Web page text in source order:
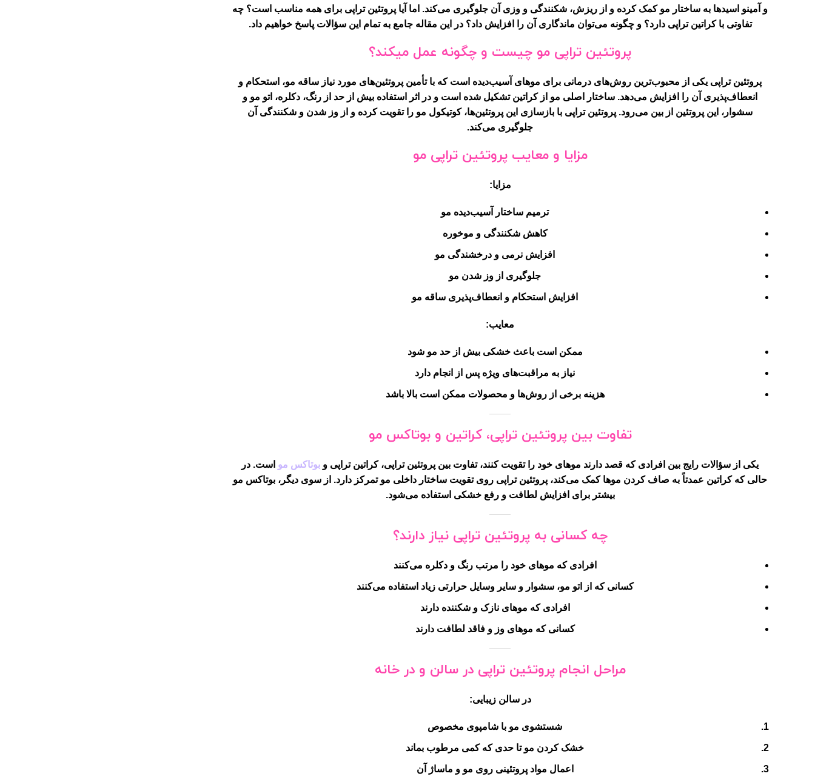
و آمینو اسیدها به ساختار مو کمک کرده و از ریزش، شکنندگی و وزی آن جلوگیری می‌کند. اما آیا پروتئین تراپی برای همه مناسب است؟ چه
تفاوتی با کراتین تراپی دارد؟ و چگونه می‌توان ماندگاری آن را افزایش داد؟ در این مقاله جامع به تمام این سؤالات پاسخ خواهیم داد.
پروتئین تراپی مو چیست و چگونه عمل میکند؟
پروتئین تراپی یکی از محبوب‌ترین روش‌های درمانی برای موهای آسیب‌دیده است که با تأمین پروتئین‌های مورد نیاز ساقه مو، استحکام و
انعطاف‌پذیری آن را افزایش می‌دهد. ساختار اصلی مو از کراتین تشکیل شده است و در اثر استفاده بیش از حد از رنگ، دکلره، اتو مو و
سشوار، این پروتئین از بین می‌رود. پروتئین تراپی با بازسازی این پروتئین‌ها، کوتیکول مو را تقویت کرده و از وز شدن و شکنندگی آن
جلوگیری می‌کند.
مزایا و معایب پروتئین تراپی مو
مزایا:
ترمیم ساختار آسیب‌دیده مو
کاهش شکنندگی و موخوره
افزایش نرمی و درخشندگی مو
جلوگیری از وز شدن مو
افزایش استحکام و انعطاف‌پذیری ساقه مو
معایب:
ممکن است باعث خشکی بیش از حد مو شود
نیاز به مراقبت‌های ویژه پس از انجام دارد
هزینه برخی از روش‌ها و محصولات ممکن است بالا باشد
تفاوت بین پروتئین تراپی، کراتین و بوتاکس مو
یکی از سؤالات رایج بین افرادی که قصد دارند موهای خود را تقویت کنند، تفاوت بین پروتئین تراپی، کراتین تراپی و بوتاکس مو است. در
حالی که کراتین عمدتاً به صاف کردن موها کمک می‌کند، پروتئین تراپی روی تقویت ساختار داخلی مو تمرکز دارد. از سوی دیگر، بوتاکس مو
بیشتر برای افزایش لطافت و رفع خشکی استفاده می‌شود.
چه کسانی به پروتئین تراپی نیاز دارند؟
افرادی که موهای خود را مرتب رنگ و دکلره می‌کنند
کسانی که از اتو مو، سشوار و سایر وسایل حرارتی زیاد استفاده می‌کنند
افرادی که موهای نازک و شکننده دارند
کسانی که موهای وز و فاقد لطافت دارند
مراحل انجام پروتئین تراپی در سالن و در خانه
در سالن زیبایی:
شستشوی مو با شامپوی مخصوص
خشک کردن مو تا حدی که کمی مرطوب بماند
اعمال مواد پروتئینی روی مو و ماساژ آن